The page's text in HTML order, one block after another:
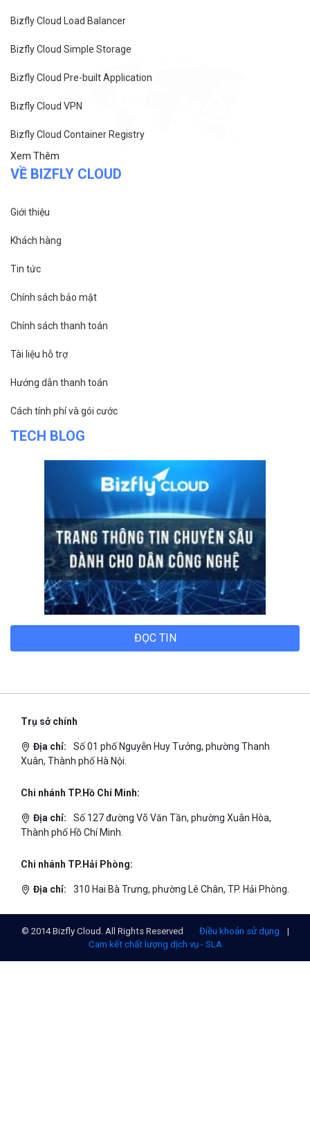
Bizfly Cloud Business Email
Bizfly Cloud Load Balancer
Bizfly Cloud Simple Storage
Bizfly Cloud Pre-built Application
Bizfly Cloud VPN
Bizfly Cloud Container Registry
Giới thiệu
Khách hàng
Tin tức
Chính sách bảo mật
Chính sách thanh toán
Tài liệu hỗ trợ
Hướng dẫn thanh toán
Cách tính phí và gói cước
TECH BLOG
Trụ sở chính
Xuân, Thành phố Hà Nội.
Chi nhánh TP.Hồ Chí Minh:
Thành phố Hồ Chí Minh.
Chi nhánh TP.Hải Phòng:
© 2014 Bizfly Cloud. All Rights Reserved Điều khoản sử dụng |